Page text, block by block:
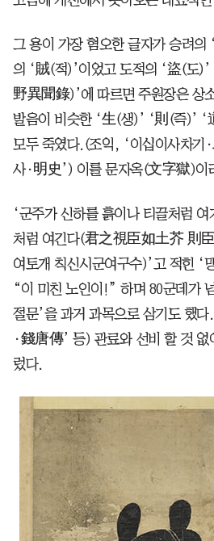
그 용이 가장 혐오한 글자가 승려
의 ‘賊(적)’이었고 도적의 ‘盜(도
野異聞錄)’에 따르면 주원장은 상
발음이 비슷한 ‘生(생)’ ‘則(즉)’ ‘
모두 죽였다.(조익, ‘이십이사차
사·明史’) 이를 문자옥(文字獄)이
‘군주가 신하를 흙이나 티끌처럼
처럼 여긴다(君之視臣如土芥 則
여토개 칙신시군여구수)’고 적힌 ‘
“이 미친 노인이!” 하며 80군데가
절문’을 과거 과목으로 삼기도 했
·錢唐傳’ 등) 관료와 선비 할 것 없
렀다.